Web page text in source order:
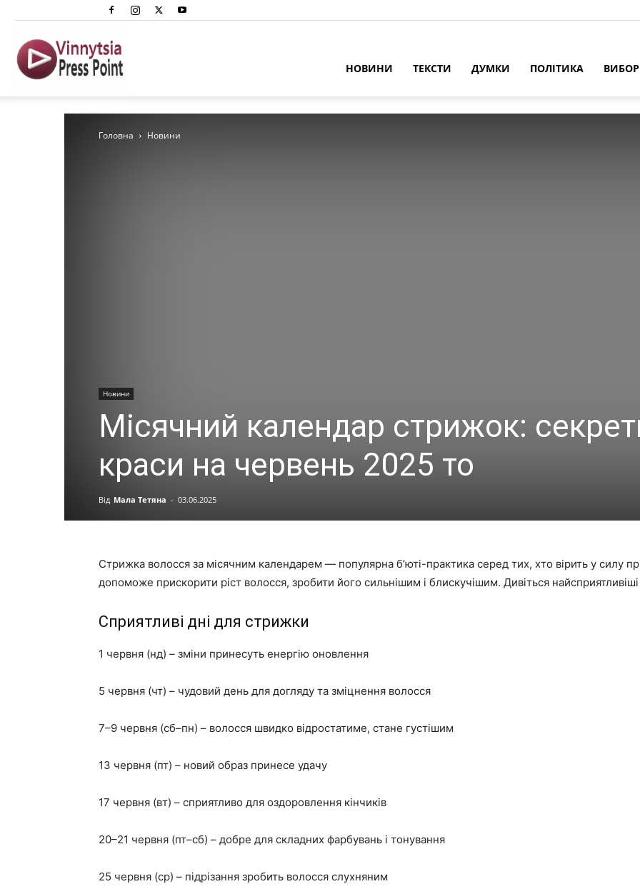
Преспоінт
НОВИНИ ТЕКСТИ ДУМКИ ПОЛІТИКА
Головна Новини
Новини
Місячний календар стрижок:
краси на червень 2025 то
Від Мала Тетяна - 03.06.2025
Стрижка волосся за місячним календарем — популярна б’юті-практика серед тих, хто вірить у силу
допоможе прискорити ріст волосся, зробити його сильнішим і блискучішим. Дивіться
Сприятливі дні для стрижки
1 червня (нд) – зміни принесуть енергію оновлення
5 червня (чт) – чудовий день для догляду та зміцнення волосся
7–9 червня (сб–пн) – волосся швидко відростатиме, стане густішим
13 червня (пт) – новий образ принесе удачу
17 червня (вт) – сприятливо для оздоровлення кінчиків
20–21 червня (пт–сб) – добре для складних фарбувань і тонування
25 червня (ср) – підрізання зробить волосся слухняним